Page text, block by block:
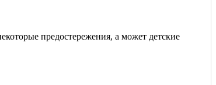
предостережения, а может детские